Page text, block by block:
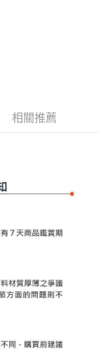
算日後寄送繳費提
直營門市／銀行轉
公司）所提供，讓
將買賣／分期付款
帳款。
商店將以您的個人
集、處理及利用，
更正。
userRule
。 讓您購物簡單
AFTEE先享後付」
可透過四大超商／
。
需透過AFTEE先享
「AFTEE先享後付
home
相關推薦